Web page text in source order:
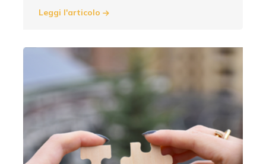
Leggi l'articolo